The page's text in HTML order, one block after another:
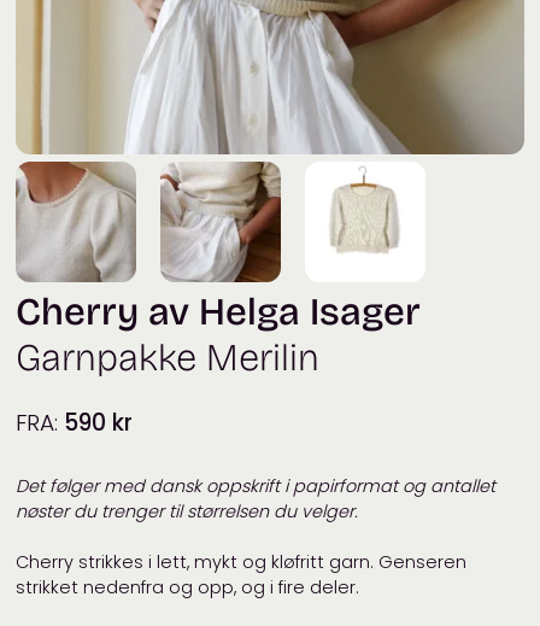
Cherry av Helga Isager
Garnpakke Merilin
FRA: 590 kr
Det følger med dansk oppskrift i papirformatog antallet
nøster du trenger til størrelsen du velger.
Cherry strikkes i lett, mykt og kløfritt garn. Genseren
strikket nedenfra og opp, og i fire deler.